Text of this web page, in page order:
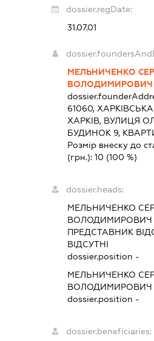
dossier.regDate:
31.07.01
МЕЛЬНИЧЕНКО
ВОЛОДИМИРОВИЧ
61060,
ХАРКІВ, ВУЛИЦЯ
БУДИНОК 9,
Розмір внеску до
(грн.):10 (100 %)
dossier.heads:
МЕЛЬНИЧЕНКО
ВОЛОДИМИРОВИЧ
ПРЕДСТАВНИК
ВІДСУТНІ
dossier.position -
МЕЛЬНИЧЕНКО
ВОЛОДИМИРОВИЧ
dossier.position -
dossier.beneficiaries: